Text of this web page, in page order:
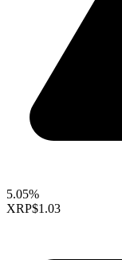
5.05%
XRP$1.03